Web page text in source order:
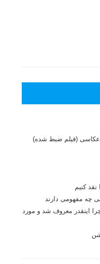
عکاسی (فیلم ضبط شده)
کنیم
چه مفهومی دارند
اینقدر معروف شد و مورد